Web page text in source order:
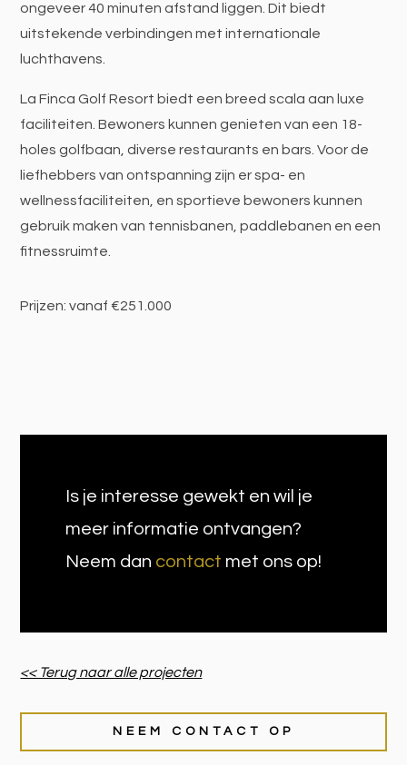
ongeveer 40 minuten afstand liggen. Dit biedt
uitstekende verbindingen met internationale
luchthavens.
La Finca Golf Resort biedt een breed scala aan luxe
faciliteiten. Bewoners kunnen genieten van een 18-
holes golfbaan, diverse restaurants en bars. Voor de
liefhebbers van ontspanning zijn er spa- en
wellnessfaciliteiten, en sportieve bewoners kunnen
gebruik maken van tennisbanen, paddlebanen en een
fitnessruimte.
Prijzen: vanaf €251.000
Is je interesse gewekt en wil je
meer informatie ontvangen?
Neem dan contact met ons op!
<< Terug naar alle projecten
NEEM CONTACT OP